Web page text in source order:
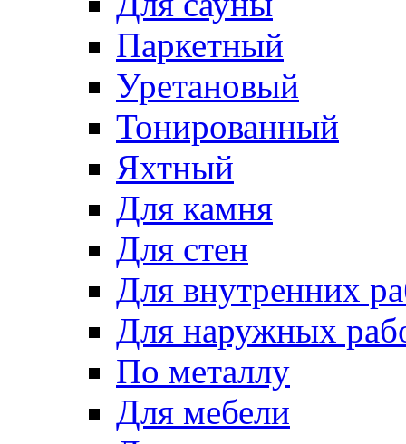
Паркетный
Уретановый
Тонированный
Яхтный
Для камня
Для стен
Для внутренних
Для наружных
По металлу
Для мебели